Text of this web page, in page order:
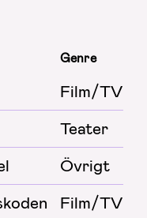
Genre
Film/TV
Teater
Övrigt
Film/TV